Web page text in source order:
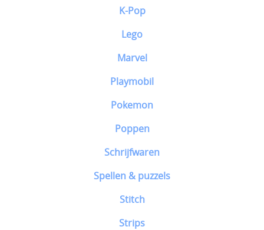
K-Pop
Lego
Marvel
Playmobil
Pokemon
Poppen
Schrijfwaren
Spellen & puzzels
Stitch
Strips